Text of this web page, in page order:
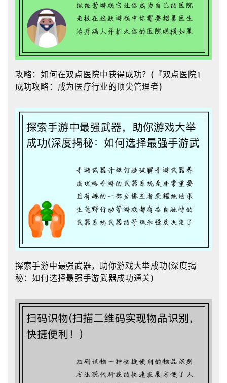
攻略：如何在双点医院中获得成功？(『双点医院』
成功攻略：成为医疗行业的顶尖管理者)
探索手游中最强武器，助你游戏大举成功(深度揭
秘：如何选择最强手游武器成功通关)